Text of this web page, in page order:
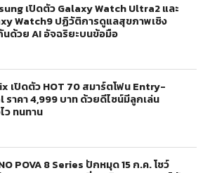
เปิดตัว Galaxy Watch Ultra2 และ
Watch9 ปฏิวัติการดูแลสุขภาพเชิง
ด้วย AI อัจฉริยะบนข้อมือ
เปิดตัว HOT 70 สมาร์ตโฟน Entry-
ราคา 4,999 บาท ด้วยดีไซน์มีลูกเล่น
ว ทนทาน
POVA 8 Series ปักหมุด 15 ก.ค. โชว์